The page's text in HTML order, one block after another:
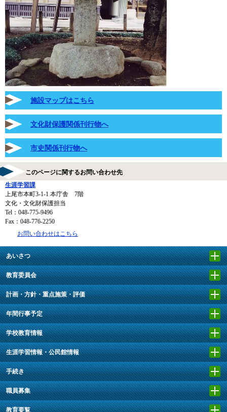
施設マップはこちら
文化財保護関係刊行物へ
市史関係刊行物へ
このページに関するお問い合わせ先
生涯学習課
上尾市本町3-1-1 本庁舎 7階
文化・文化財保護担当
Tel：048-775-9496
Fax：048-776-2250
お問い合わせはこちら
あいさつ
教育委員会
計画・方針・重点施策・評価
年間行事予定
学校教育情報
生涯学習情報・公民館情報
手続き
職員募集
教育要覧